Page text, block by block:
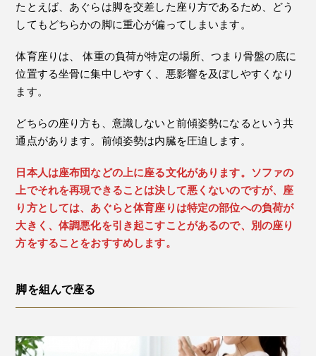
たとえば、あぐらは脚を交差した座り方であるため、どう
してもどちらかの脚に重心が偏ってしまいます。
体育座りは、 体重の負荷が特定の場所、つまり骨盤の底に
位置する坐骨に集中しやすく、悪影響を及ぼしやすくなり
ます。
どちらの座り方も、意識しないと前傾姿勢になるという共
通点があります。前傾姿勢は内臓を圧迫します。
日本人は座布団などの上に座る文化があります。ソファの
上でそれを再現できることは決して悪くないのですが、座
り方としては、あぐらと体育座りは特定の部位への負荷が
大きく、体調悪化を引き起こすことがあるので、別の座り
方をすることをおすすめします。
脚を組んで座る